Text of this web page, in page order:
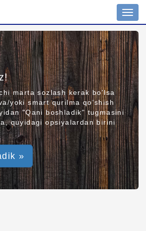
marta sozlash kerak bo'lsa
yoki smart qurilma qo'shish
"Qani boshladik" tugmasini
quyidagi opsiyalardan birini
»